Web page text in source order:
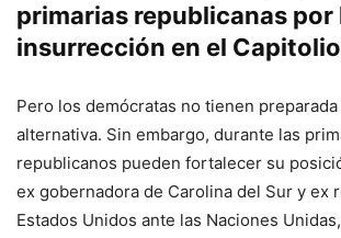
primarias republicanas por
insurrección en el Capitolio
Pero los demócratas no tienen
alternativa. Sin embargo, durante las
republicanos pueden fortalecer su
ex gobernadora de Carolina del Sur y ex
Estados Unidos ante las Naciones